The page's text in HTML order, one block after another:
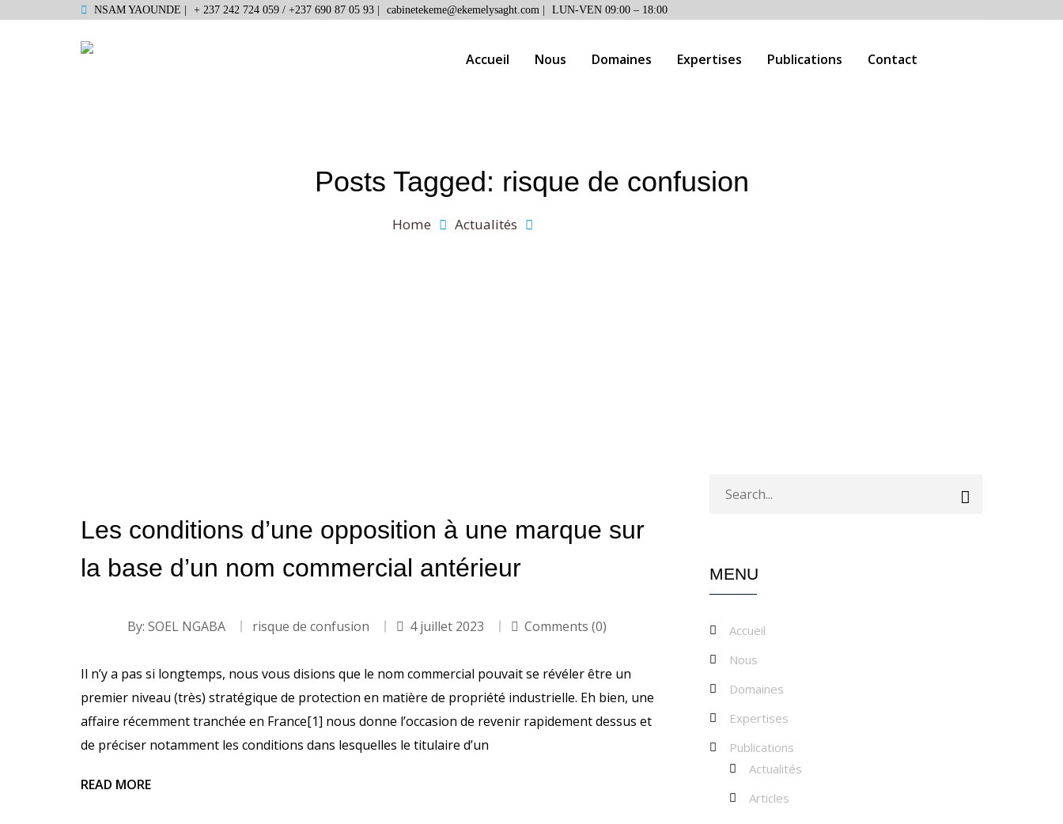
NSAM YAOUNDE | + 237 242 724 059 / +237 690 87 05 93 | cabinetekeme@ekemelysaght.com | LUN-VEN 09:00 – 18:00
Accueil Nous Domaines Expertises Publications Contact
Posts Tagged: risque de confusion
Home Actualités
Les conditions d’une opposition à une marque sur
la base d’un nom commercial antérieur
By: SOEL NGABA risque de confusion 4 juillet 2023 Comments (0)
Il n’y a pas si longtemps, nous vous disions que le nom commercial pouvait se révéler être un
premier niveau (très) stratégique de protection en matière de propriété industrielle. Eh bien, une
affaire récemment tranchée en France[1] nous donne l’occasion de revenir rapidement dessus et
de préciser notamment les conditions dans lesquelles le titulaire d’un
READ MORE
MENU
Accueil
Nous
Domaines
Expertises
Publications
Actualités
Articles